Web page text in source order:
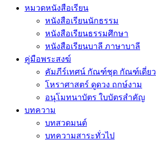
หมวดหนังสือเรียน
หนังสือเรียนนักธรรม
หนังสือเรียนธรรมศึกษา
หนังสือเรียนบาลี ภาษาบาลี
คู่มือพระสงฆ์
คัมภีร์เทศน์ กัณฑ์ชุด กัณฑ์เดี่ยว
โหราศาสตร์ ดูดวง ฤกษ์งาม
อนุโมทนาบัตร ใบบัตรสำคัญ
บทความ
บทสวดมนต์
บทความสาระทั่วไป